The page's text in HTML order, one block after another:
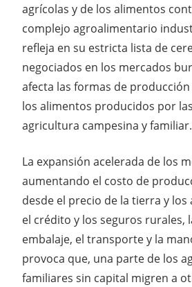
agrícolas y de los alimentos
complejo agroalimentario
refleja en su estricta lista de
negociados en los mercados
afecta las formas de
los alimentos producidos por
agricultura campesina y familiar.
La expansión acelerada de los
aumentando el costo de
desde el precio de la tierra y
el crédito y los seguros rurales,
embalaje, el transporte y la
provoca que, una parte de los
familiares sin capital migren a